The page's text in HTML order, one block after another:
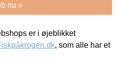
nu »
er i øjeblikket
, som alle har et